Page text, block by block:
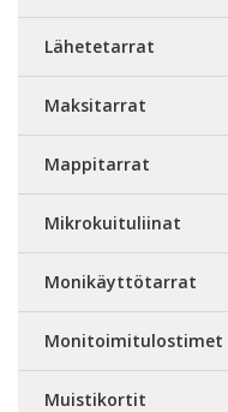
Lähetetarrat
Maksitarrat
Mappitarrat
Mikrokuituliinat
Monikäyttötarrat
Monitoimitulostimet
Muistikortit